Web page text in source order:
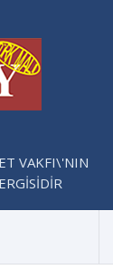
VAKFI\'NIN